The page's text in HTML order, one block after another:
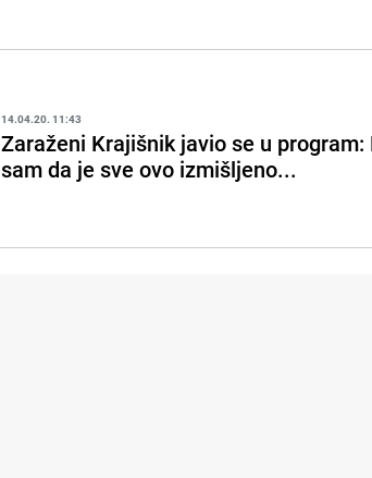
14.04.20. 11:43
Zaraženi Krajišnik javio se u
sam da je sve ovo izmišljeno...